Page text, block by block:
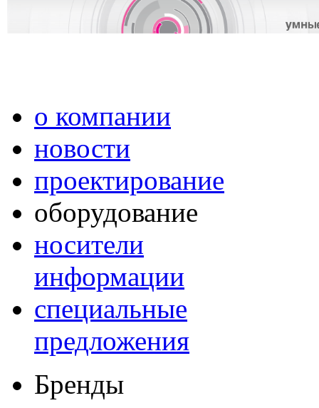
о компании
новости
проектирование
оборудование
носители
информации
специальные
предложения
Бренды